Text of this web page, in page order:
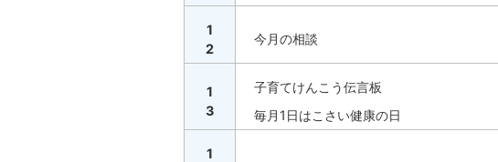
1
2
今月の相談
1
3
子育てけんこう伝言板
毎月1日はこさい健康の日
1